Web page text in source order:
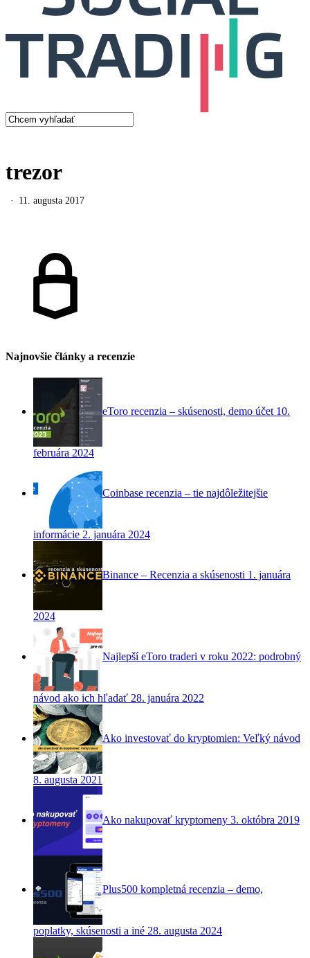
search
Menu
trezor
11. augusta 2017
Najnovšie články a recenzie
eToro recenzia – skúsenosti, demo účet 10.
februára 2024
Coinbase recenzia – tie najdôležitejšie
informácie 2. januára 2024
Binance – Recenzia a skúsenosti 1. januára
2024
Najlepší eToro traderi v roku 2022: podrobný
návod ako ich hľadať 28. januára 2022
Ako investovať do kryptomien: Veľký návod
8. augusta 2021
Ako nakupovať kryptomeny 3. októbra 2019
Plus500 kompletná recenzia – demo,
poplatky, skúsenosti a iné 28. augusta 2024